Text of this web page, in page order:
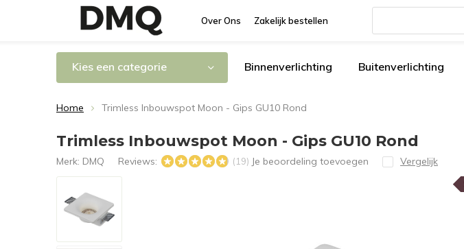
Over Ons Zakelijk bestellen
pijltjes
om
beschikbaar
Kies een categorie Binnenverlichting Buitenverlichting
Home Trimless Inbouwspot Moon - Gips GU10 Rond
Trimless Inbouwspot Moon - Gips GU10 Rond
Merk: DMQ Reviews: (19) Je beoordeling toevoegen Vergelijk